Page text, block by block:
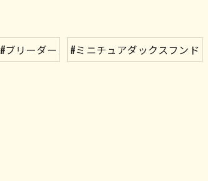
#ブリーダー #ミニチュアダックスフンド